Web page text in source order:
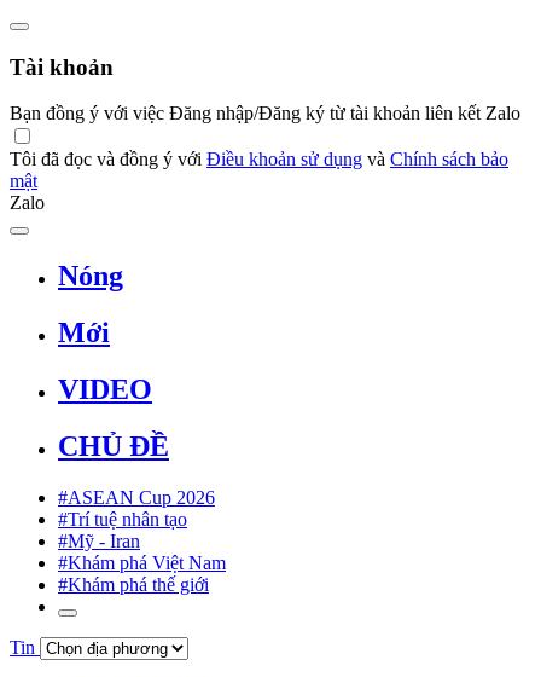
Tài khoản
Bạn đồng ý với việc Đăng nhập/Đăng ký từ tài khoản liên kết Zalo
Tôi đã đọc và đồng ý với Điều khoản sử dụng và Chính sách bảo
mật
Zalo
Nóng
Mới
VIDEO
CHỦ ĐỀ
#ASEAN Cup 2026
#Trí tuệ nhân tạo
#Mỹ - Iran
#Khám phá Việt Nam
#Khám phá thế giới
Tin